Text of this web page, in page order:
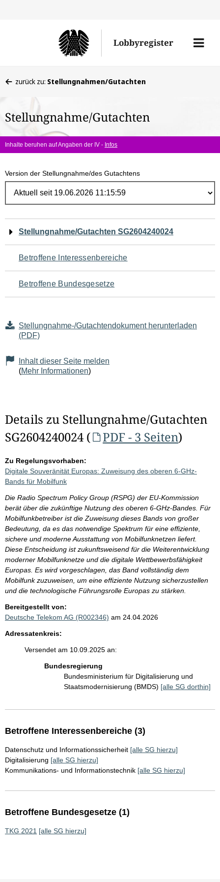
Lobbyregister
Menü
befinden
hier:
zurück zu: Stellungnahmen/Gutachten
Stellungnahme/Gutachten
Inhalte beruhen auf Angaben der IV - Infos
Version der Stellungnahme/des Gutachtens
Navigation
für
den
Seiteninhalt
Stellungnahme/Gutachten SG2604240024
Betroffene Interessenbereiche
Betroffene Bundesgesetze
Stellungnahme-/Gutachtendokument herunterladen
(PDF)
Inhalt dieser Seite melden
(Mehr Informationen)
Details zu Stellungnahme/Gutachten
SG2604240024 (
PDF - 3 Seiten)
Zu Regelungsvorhaben:
Digitale Souveränität Europas: Zuweisung des oberen 6-GHz-
Bands für Mobilfunk
Die Radio Spectrum Policy Group (RSPG) der EU-Kommission
berät über die zukünftige Nutzung des oberen 6-GHz-Bandes. Für
Mobilfunkbetreiber ist die Zuweisung dieses Bands von großer
Bedeutung, da es das notwendige Spektrum für eine effiziente,
sichere und moderne Ausstattung von Mobilfunknetzen liefert.
Diese Entscheidung ist zukunftsweisend für die Weiterentwicklung
moderner Mobilfunknetze und die digitale Wettbewerbsfähigkeit
Europas. Es wird vorgeschlagen, das Band vollständig dem
Mobilfunk zuzuweisen, um eine effiziente Nutzung sicherzustellen
und die technologische Führungsrolle Europas zu stärken.
Bereitgestellt von:
Deutsche Telekom AG (R002346) am 24.04.2026
Adressatenkreis:
Versendet am 10.09.2025 an:
Bundesregierung
Bundesministerium für Digitalisierung und
Staatsmodernisierung (BMDS) [alle SG dorthin]
Betroffene Interessenbereiche (3)
Datenschutz und Informationssicherheit [alle SG hierzu]
Digitalisierung [alle SG hierzu]
Kommunikations- und Informationstechnik [alle SG hierzu]
Betroffene Bundesgesetze (1)
TKG 2021 [alle SG hierzu]